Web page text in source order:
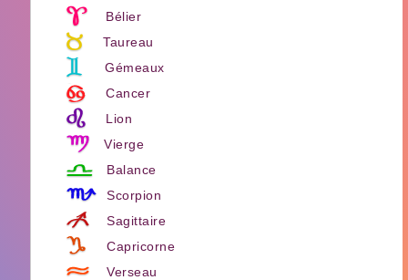
Bélier
Taureau
Gémeaux
Cancer
Lion
Vierge
Balance
Scorpion
Sagittaire
Capricorne
Verseau